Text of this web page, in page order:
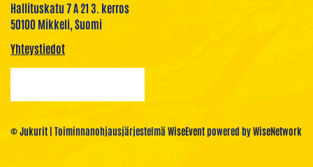
Hallituskatu 7 A 21 3. kerros
50100 Mikkeli, Suomi
Yhteystiedot
© Jukurit | Toiminnanohjausjärjestelmä WiseEventpowered byWiseNetwork